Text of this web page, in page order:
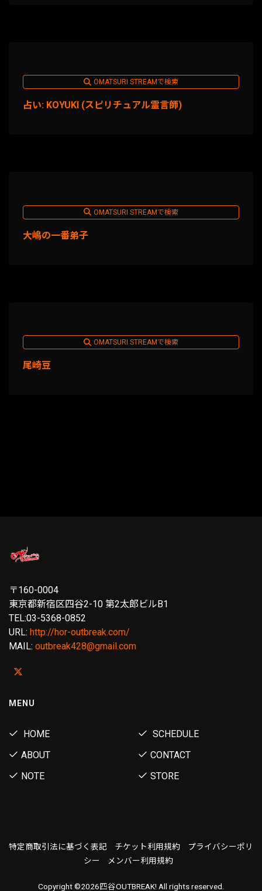
OMATSURI STREAMで検索
占い: KOYUKI (スピリチュアル霊言師)
OMATSURI STREAMで検索
大嶋の一番弟子
OMATSURI STREAMで検索
尾崎豆
〒160-0004
東京都新宿区四谷2-10 第2太郎ビルB1
TEL:03-5368-0852
URL: http://hor-outbreak.com/
MAIL: outbreak428@gmail.com
MENU
HOME
SCHEDULE
ABOUT
CONTACT
NOTE
STORE
特定商取引法に基づく表記 チケット利用規約
プライバシーポリ
シー
メンバー利用規約
Copyright ©2026四谷OUTBREAK! All rights reserved.